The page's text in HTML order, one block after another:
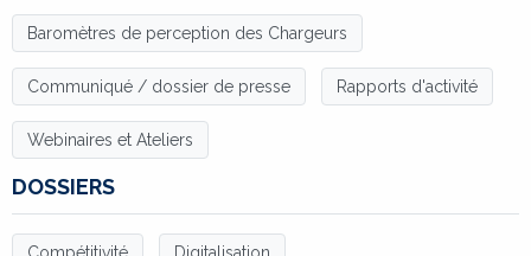
Baromètres de perception des Chargeurs
Communiqué / dossier de presse Rapports d'activité
Webinaires et Ateliers
DOSSIERS